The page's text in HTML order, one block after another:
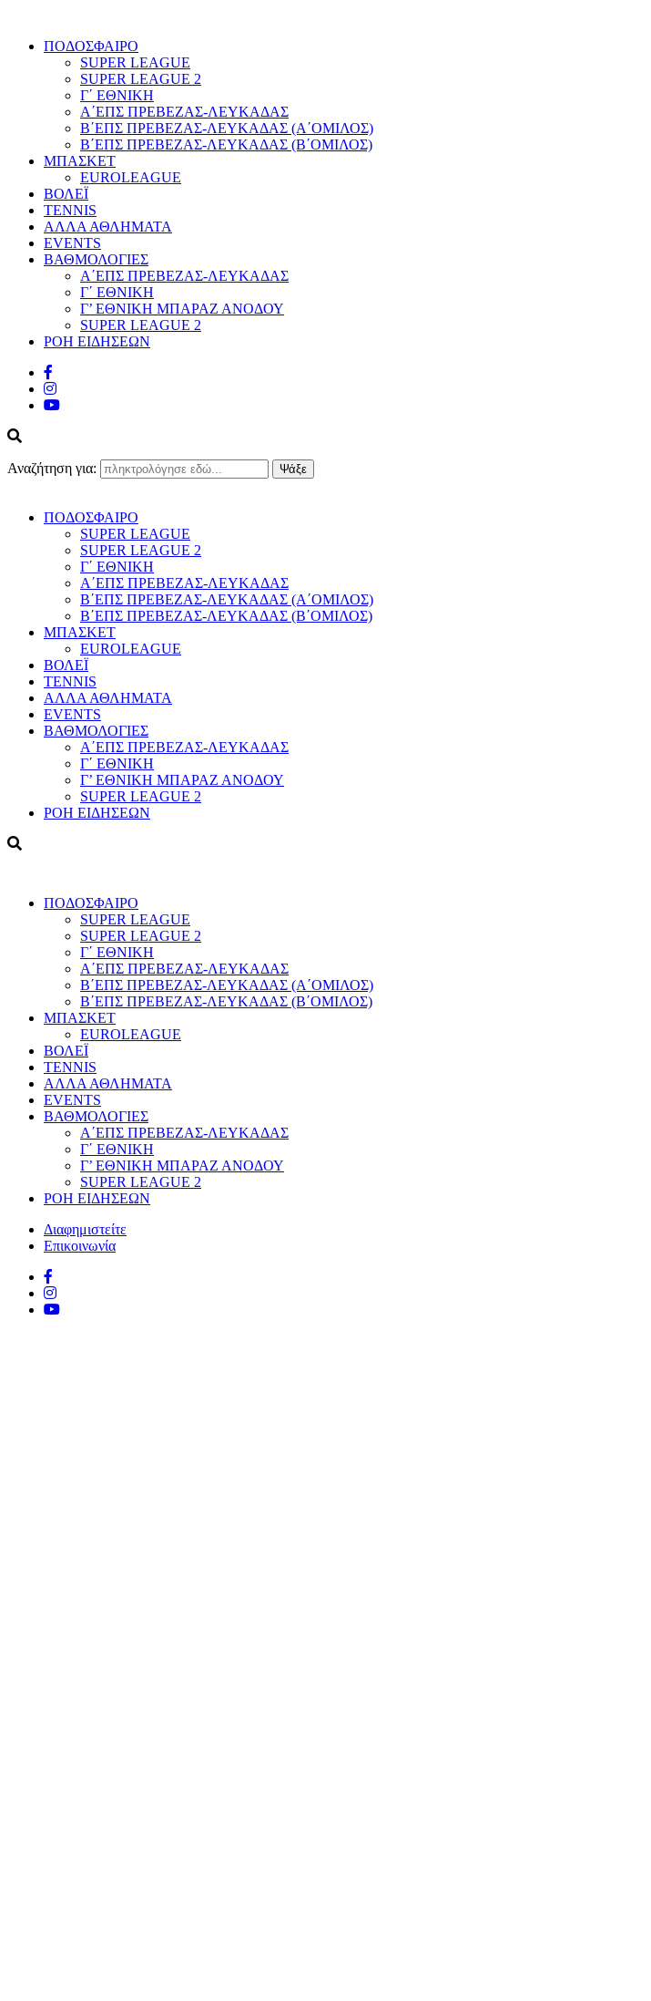
ΠΟΔΟΣΦΑΙΡΟ
SUPER LEAGUE
SUPER LEAGUE 2
Γ΄ ΕΘΝΙΚΗ
Α΄ΕΠΣ ΠΡΕΒΕΖΑΣ-ΛΕΥΚΑΔΑΣ
Β΄ΕΠΣ ΠΡΕΒΕΖΑΣ-ΛΕΥΚΑΔΑΣ (Α΄ΟΜΙΛΟΣ)
Β΄ΕΠΣ ΠΡΕΒΕΖΑΣ-ΛΕΥΚΑΔΑΣ (Β΄ΟΜΙΛΟΣ)
ΜΠΑΣΚΕΤ
EUROLEAGUE
ΒΟΛΕΪ
TENNIS
ΑΛΛΑ ΑΘΛΗΜΑΤΑ
EVENTS
ΒΑΘΜΟΛΟΓΙΕΣ
Α΄ΕΠΣ ΠΡΕΒΕΖΑΣ-ΛΕΥΚΑΔΑΣ
Γ΄ ΕΘΝΙΚΗ
Γ’ ΕΘΝΙΚΗ ΜΠΑΡΑΖ ΑΝΟΔΟΥ
SUPER LEAGUE 2
ΡΟΗ ΕΙΔΗΣΕΩΝ
Αναζήτηση για:
ΠΟΔΟΣΦΑΙΡΟ
SUPER LEAGUE
SUPER LEAGUE 2
Γ΄ ΕΘΝΙΚΗ
Α΄ΕΠΣ ΠΡΕΒΕΖΑΣ-ΛΕΥΚΑΔΑΣ
Β΄ΕΠΣ ΠΡΕΒΕΖΑΣ-ΛΕΥΚΑΔΑΣ (Α΄ΟΜΙΛΟΣ)
Β΄ΕΠΣ ΠΡΕΒΕΖΑΣ-ΛΕΥΚΑΔΑΣ (Β΄ΟΜΙΛΟΣ)
ΜΠΑΣΚΕΤ
EUROLEAGUE
ΒΟΛΕΪ
TENNIS
ΑΛΛΑ ΑΘΛΗΜΑΤΑ
EVENTS
ΒΑΘΜΟΛΟΓΙΕΣ
Α΄ΕΠΣ ΠΡΕΒΕΖΑΣ-ΛΕΥΚΑΔΑΣ
Γ΄ ΕΘΝΙΚΗ
Γ’ ΕΘΝΙΚΗ ΜΠΑΡΑΖ ΑΝΟΔΟΥ
SUPER LEAGUE 2
ΡΟΗ ΕΙΔΗΣΕΩΝ
ΠΟΔΟΣΦΑΙΡΟ
SUPER LEAGUE
SUPER LEAGUE 2
Γ΄ ΕΘΝΙΚΗ
Α΄ΕΠΣ ΠΡΕΒΕΖΑΣ-ΛΕΥΚΑΔΑΣ
Β΄ΕΠΣ ΠΡΕΒΕΖΑΣ-ΛΕΥΚΑΔΑΣ (Α΄ΟΜΙΛΟΣ)
Β΄ΕΠΣ ΠΡΕΒΕΖΑΣ-ΛΕΥΚΑΔΑΣ (Β΄ΟΜΙΛΟΣ)
ΜΠΑΣΚΕΤ
EUROLEAGUE
ΒΟΛΕΪ
TENNIS
ΑΛΛΑ ΑΘΛΗΜΑΤΑ
EVENTS
ΒΑΘΜΟΛΟΓΙΕΣ
Α΄ΕΠΣ ΠΡΕΒΕΖΑΣ-ΛΕΥΚΑΔΑΣ
Γ΄ ΕΘΝΙΚΗ
Γ’ ΕΘΝΙΚΗ ΜΠΑΡΑΖ ΑΝΟΔΟΥ
SUPER LEAGUE 2
ΡΟΗ ΕΙΔΗΣΕΩΝ
Διαφημιστείτε
Επικοινωνία